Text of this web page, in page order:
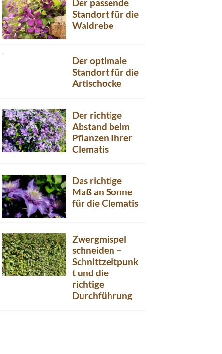
Der passende
Standort für die
Waldrebe
Der optimale
Standort für die
Artischocke
Der richtige
Abstand beim
Pflanzen Ihrer
Clematis
Das richtige
Maß an Sonne
für die Clematis
Zwergmispel
schneiden –
Schnittzeitpunk
t und die
richtige
Durchführung